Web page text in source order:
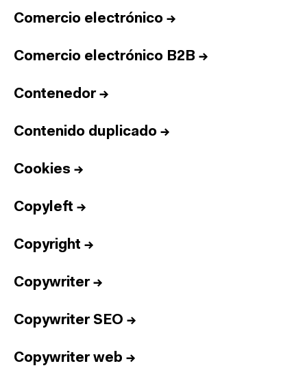
Comercio electrónico →
Comercio electrónico B2B →
Contenedor→
Contenido duplicado →
Cookies →
Copyleft →
Copyright →
Copywriter→
Copywriter SEO →
Copywriter web →